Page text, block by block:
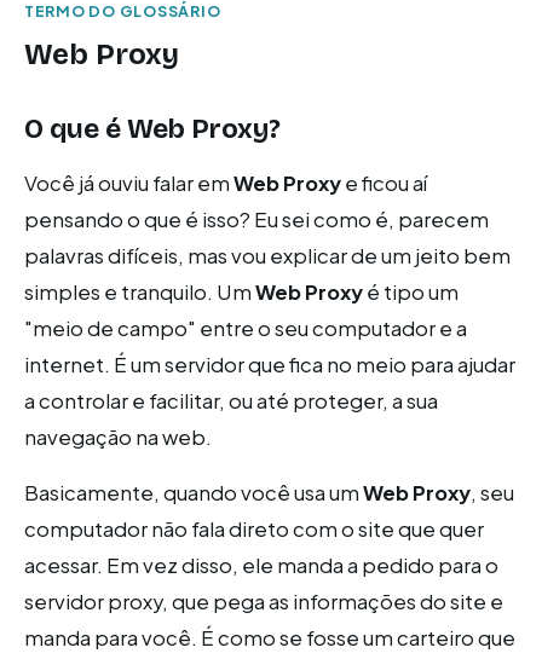
TERMO DO GLOSSÁRIO
Web Proxy
O que éWeb Proxy?
Você já ouviu falar emWeb Proxye ficou aí
pensando o que é isso? Eu sei como é, parecem
palavras difíceis, mas vou explicar de um jeito bem
simples e tranquilo. UmWeb Proxyé tipo um
"meio de campo" entre o seu computador e a
internet. É um servidor que fica no meio para ajudar
a controlar e facilitar, ou até proteger, a sua
navegação na web.
Basicamente, quando você usa umWeb Proxy, seu
computador não fala direto com o site que quer
acessar. Em vez disso, ele manda a pedido para o
servidor proxy, que pega as informações do site e
manda para você. É como se fosse um carteiro que